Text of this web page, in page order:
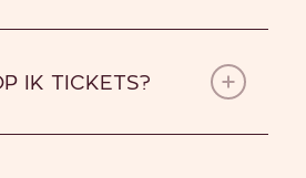
IK TICKETS?